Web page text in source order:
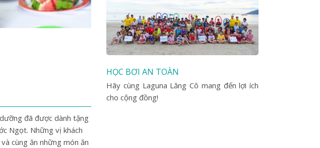
đã được dành tặng
Ngọt. Những vị khách
cùng ăn những món ăn
HỌC BƠI AN TOÀN
Hãy cùng Laguna Lăng Cô mang đến lợi ích
cho cộng đồng!